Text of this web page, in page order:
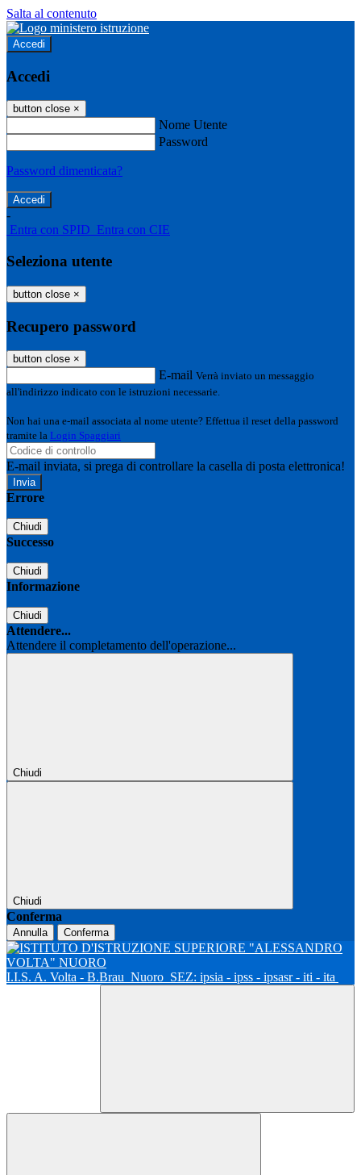
Salta al contenuto
Accedi
Accedi
button close ×
Nome Utente
Password
Password dimenticata?
-
Entra con SPID Entra con CIE
Seleziona utente
button close ×
Recupero password
button close ×
E-mail Verrà inviato un messaggio
all'indirizzo indicato con le istruzioni necessarie.
Non hai una e-mail associata al nome utente? Effettua il reset della password
tramite la Login Spaggiari
E-mail inviata, si prega di controllare la casella di posta elettronica!
Errore
Chiudi
Successo
Chiudi
Informazione
Chiudi
Attendere...
Attendere il completamento dell'operazione...
Chiudi
Chiudi
Conferma
Annulla Conferma
I.I.S. A. Volta - B.Brau Nuoro SEZ: ipsia - ipss - ipsasr - iti - ita